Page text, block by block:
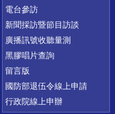
電台參訪
新聞採訪暨節目訪談
廣播訊號收聽量測
黑膠唱片查詢
留言版
國防部退伍令線上申請
行政院線上申辦